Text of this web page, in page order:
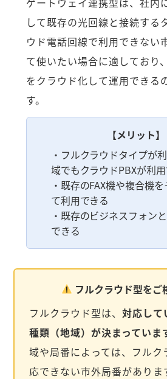
して既存の光回線と接続する
ウド電話回線で利用できない
て使いたい場合に適しており
をクラウド化して運用できる
す。
【メリット】
・フルクラウドタイプが
域でもクラウドPBXが利
・既存のFAX機や複合機
て利用できる
・既存のビジネスフォン
できる
フルクラウド型をご
フルクラウド型は、対応して
種類（地域）が決まっていま
域や局番によっては、フルク
応できない市外局番がありま